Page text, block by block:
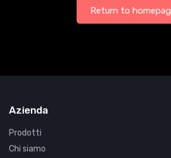
Return to
Azienda
Prodotti
Chi siamo